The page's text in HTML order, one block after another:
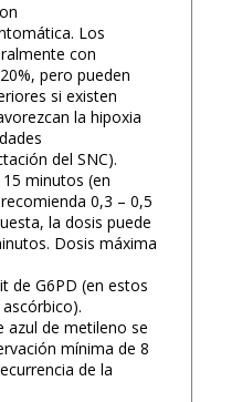
Los
con
pero pueden
si existen
la hipoxia
del SNC).
minutos (en
0,3 – 0,5
la dosis puede
Dosis máxima
de G6PD (en estos
azul de metileno se
mínima de 8
de la